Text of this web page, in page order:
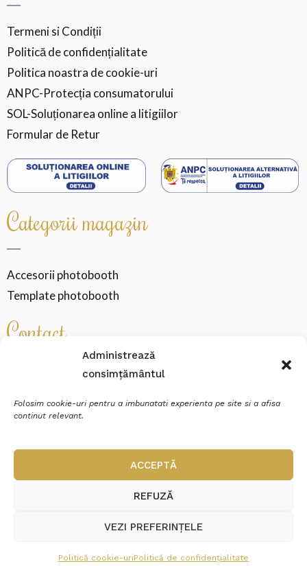
Administrează
consimțământul
Folosim cookie-uri pentru a imbunatati experienta pe site si a afisa
continut relevant.
ACCEPTĂ
REFUZĂ
VEZI PREFERINȚELE
Politică cookie-uriPolitică de confidențialitate
Termeni si Condiții
Politică de confidențialitate
Politica noastra de cookie-uri
ANPC-Protecția consumatorului
SOL-Soluționarea online a litigiilor
Formular de Retur
Categorii magazin
Accesorii photobooth
Template photobooth
Contact
SENSATION WEDDING VIBE SRL
Cod fiscal46000360
contact@sensationmoments.ro
WAcademy.ro